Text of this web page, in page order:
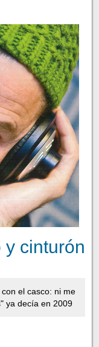
y cinturón
el casco: ni me
ya decía en 2009